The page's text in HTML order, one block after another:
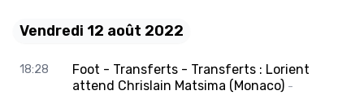
Vendredi 12 août 2022
18:28
Foot - Transferts - Transferts : Lorient
attend Chrislain Matsima (Monaco) -